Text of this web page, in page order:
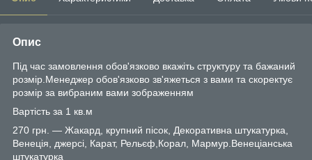
Опис
Під час замовлення обов'язково вкажіть структуру та бажаний
розмір.Менеджер обов'язково зв'яжеться з вами та скоректує
розмір за вибраним вами зображенням
Вартість за 1 кв.м
270 грн. — Жакард, крупний пісок, Декоративна штукатурка,
Венеція, джерсі, Карат, Рельєф,Корал, Мармур.Венеціанська
штукатурка